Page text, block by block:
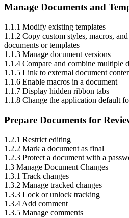
Manage Documents and
1.1.1 Modify existing templates
1.1.2 Copy custom styles, macros,
documents or templates
1.1.3 Manage document versions
1.1.4 Compare and combine multiple
1.1.5 Link to external document
1.1.6 Enable macros in a document
1.1.7 Display hidden ribbon tabs
1.1.8 Change the application default
Prepare Documents for
1.2.1 Restrict editing
1.2.2 Mark a document as final
1.2.3 Protect a document with a
1.3 Manage Document Changes
1.3.1 Track changes
1.3.2 Manage tracked changes
1.3.3 Lock or unlock tracking
1.3.4 Add comment
1.3.5 Manage comments